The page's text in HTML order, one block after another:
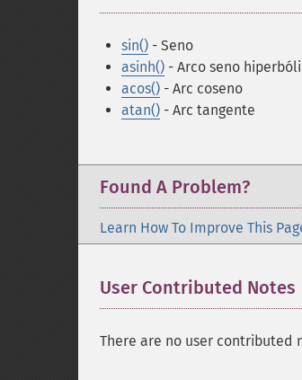
sin() - Seno
asinh() - Arco seno
acos() - Arc coseno
atan() - Arc tangente
Found A Problem?
Learn How To Improve This
User Contributed Notes
There are no user contributed